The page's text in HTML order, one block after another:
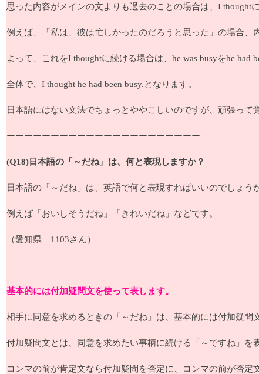
思った内容がメインの文よりも過去のことの場合は、I thought
例えば、「私は、彼は忙しかったのだろうと思った」の場合、
よって、これをI thoughtに続ける場合は、he was busyをhe had
全体で、I thought he had been busy.となります。
日本語にはない文法でちょっとややこしいのですが、頑張って
ーーーーーーーーーーーーーーーーーーーーーー
(Q18)日本語の「～だね」は、何と表現しますか？
日本語の「～だね」は、英語で何と表現すればいいのでしょう
例えば「おいしそうだね」「きれいだね」などです。
（愛知県 1103さん）
基本的には付加疑問文を使って表します。
相手に同意を求めるときの「～だね」は、基本的には付加疑問
付加疑問文とは、同意を求めたい事柄に続ける「～ですね」を
コンマの前が肯定文なら付加疑問を否定に、コンマの前が否定